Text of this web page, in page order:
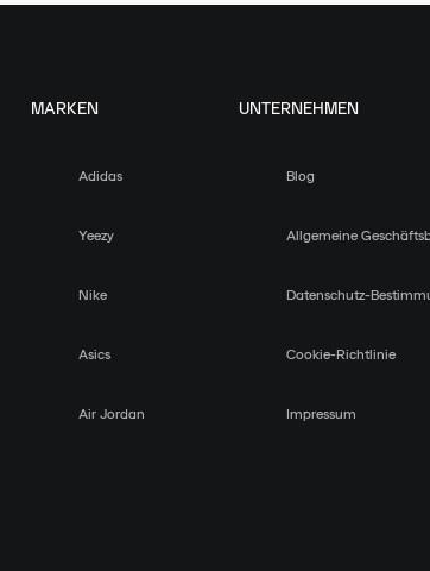
MARKEN
Adidas
Yeezy
Nike
Asics
Air Jordan
UNTERNEHMEN
Blog
Allgemeine
Datenschutz-
Cookie-Richtlinie
Impressum